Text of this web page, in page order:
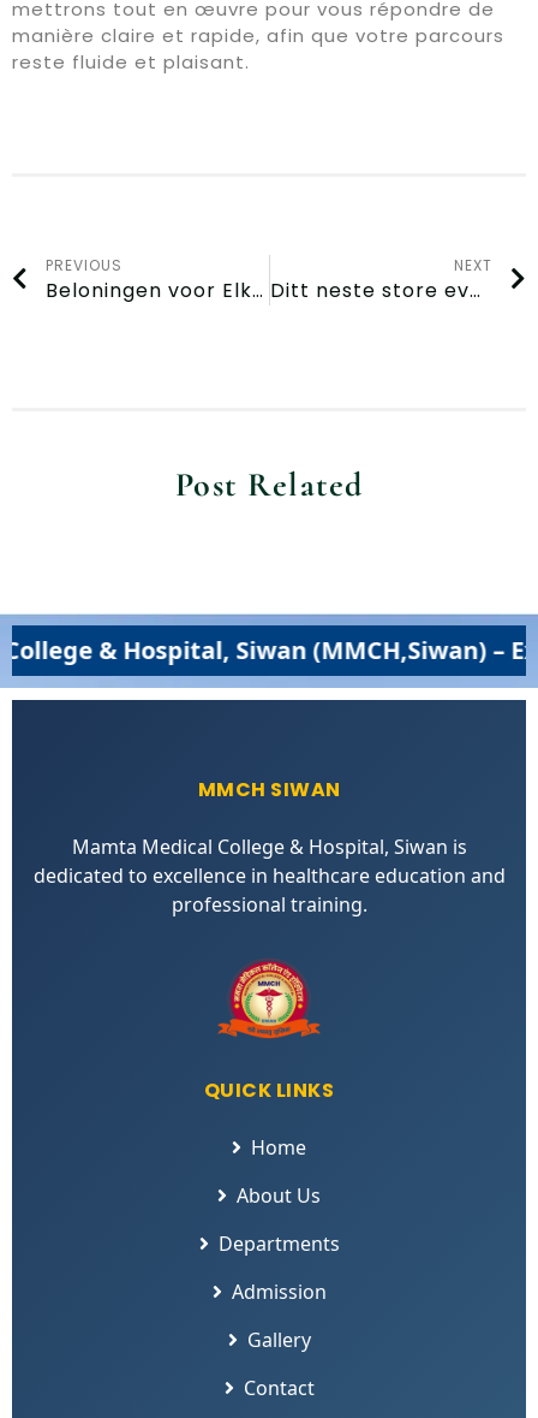
mettrons tout en œuvre pour vous répondre de
manière claire et rapide, afin que votre parcours
reste fluide et plaisant.
PREVIOUS
Beloningen voor Elke Weddenschap die Je Plaatst bij Spingranny Casino in België
NEXT
Ditt neste store eventyr venter i Norge hos Mr Vegas Casino
Post Related
Siwan (MMCH,Siwan) –
MMCH SIWAN
Mamta Medical College & Hospital, Siwan is
dedicated to excellence in healthcare education and
professional training.
QUICK LINKS
Home
About Us
Departments
Admission
Gallery
Contact